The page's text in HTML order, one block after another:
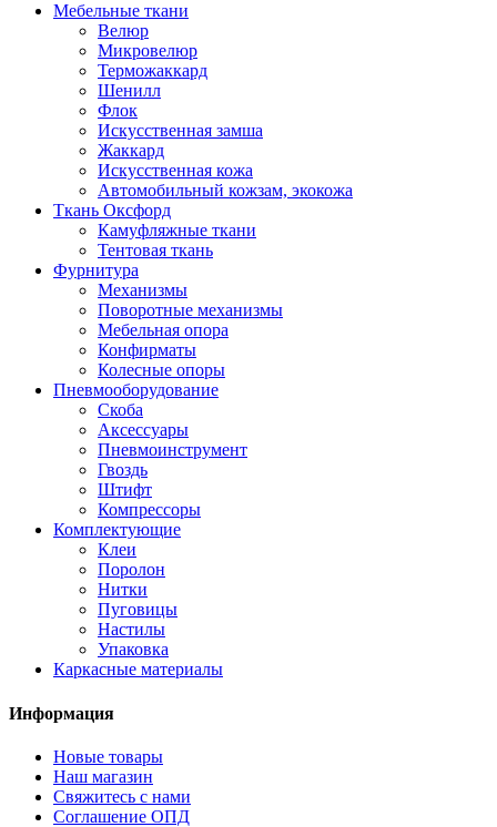
Мебельные ткани
Велюр
Микровелюр
Терможаккард
Шенилл
Флок
Искусственная замша
Жаккард
Искусственная кожа
Автомобильный кожзам, экокожа
Ткань Оксфорд
Камуфляжные ткани
Тентовая ткань
Фурнитура
Механизмы
Поворотные механизмы
Мебельная опора
Конфирматы
Колесные опоры
Пневмооборудование
Скоба
Аксессуары
Пневмоинструмент
Гвоздь
Штифт
Компрессоры
Комплектующие
Клеи
Поролон
Нитки
Пуговицы
Настилы
Упаковка
Каркасные материалы
Информация
Новые товары
Наш магазин
Свяжитесь с нами
Соглашение ОПД